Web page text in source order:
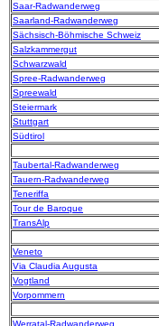
Saar-Radwanderweg
Saarland-Radwanderweg
Sächsisch-Böhmische Schweiz
Salzkammergut
Schwarzwald
Spree-Radwanderweg
Spreewald
Steiermark
Stuttgart
Südtirol
Taubertal-Radwanderweg
Tauern-Radwanderweg
Teneriffa
Tour de Baroque
TransAlp
Veneto
Via Claudia Augusta
Vogtland
Vorpommern
Werratal-Radwanderweg